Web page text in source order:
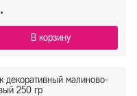
В корзину
декоративный малиново-
250 гр